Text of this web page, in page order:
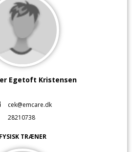
Egetoft Kristensen
cek@emcare.dk
28210738
FYSISK TRÆNER